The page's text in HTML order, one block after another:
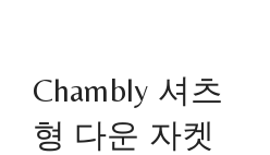
Chambly 셔츠
형 다운 자켓